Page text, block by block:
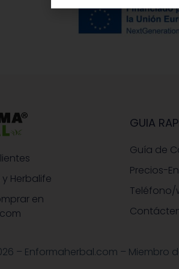
Herbalife
en
GUIA
Guía de
Precios-
Teléfono/
– Enformaherbal.com – Miembro